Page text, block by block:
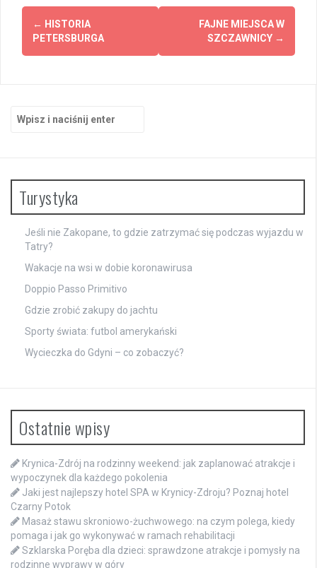
Zobacz
wpisy
← HISTORIA
PETERSBURGA
FAJNE MIEJSCA W
SZCZAWNICY →
Turystyka
Jeśli nie Zakopane, to gdzie zatrzymać się podczas wyjazdu w
Tatry?
Wakacje na wsi w dobie koronawirusa
Doppio Passo Primitivo
Gdzie zrobić zakupy do jachtu
Sporty świata: futbol amerykański
Wycieczka do Gdyni – co zobaczyć?
Ostatnie wpisy
Krynica-Zdrój na rodzinny weekend: jak zaplanować atrakcje i
wypoczynek dla każdego pokolenia
Jaki jest najlepszy hotel SPA w Krynicy-Zdroju? Poznaj hotel
Czarny Potok
Masaż stawu skroniowo-żuchwowego: na czym polega, kiedy
pomaga i jak go wykonywać w ramach rehabilitacji
Szklarska Poręba dla dzieci: sprawdzone atrakcje i pomysły na
rodzinne wyprawy w góry